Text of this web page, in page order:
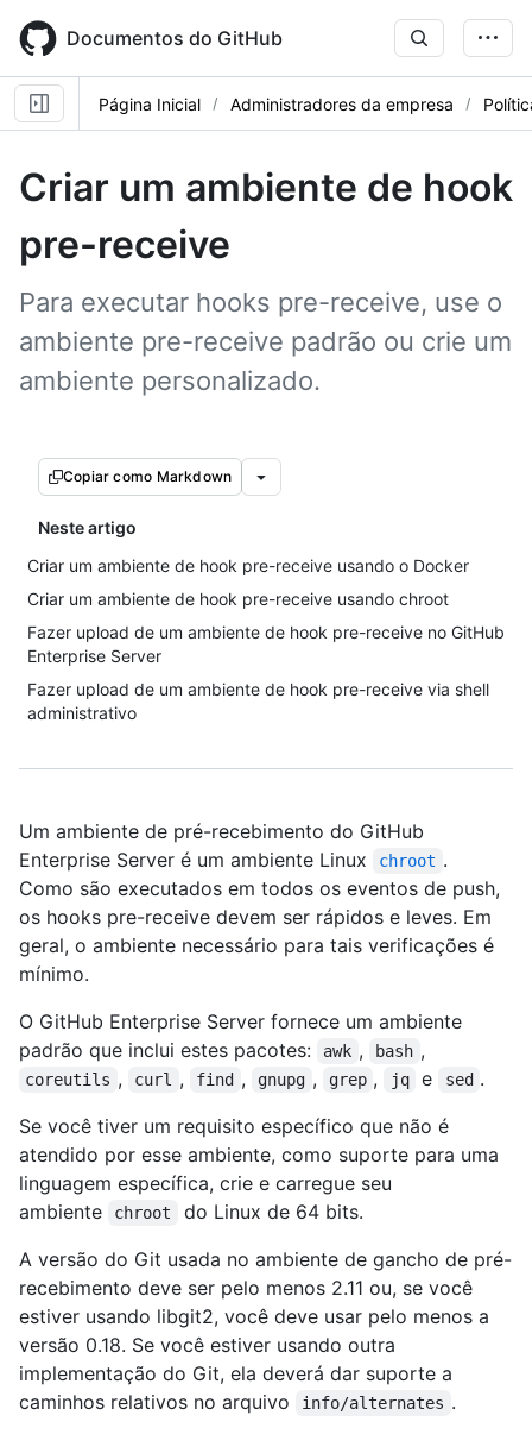
main
content
Documentos do GitHub
Página Inicial Administradores da empresa
Criar um ambiente de hook
pre-receive
Para executar hooks pre-receive, use o
ambiente pre-receive padrão ou crie um
ambiente personalizado.
Copiar como Markdown
Neste artigo
Criar um ambiente de hook pre-receive usando o Docker
Criar um ambiente de hook pre-receive usando chroot
Fazer upload de um ambiente de hook pre-receive no GitHub
Enterprise Server
Fazer upload de um ambiente de hook pre-receive via shell
administrativo
Um ambiente de pré-recebimento do GitHub
Enterprise Server é um ambiente Linux
chroot .
Como são executados em todos os eventos de push,
os hooks pre-receive devem ser rápidos e leves. Em
geral, o ambiente necessário para tais verificações é
mínimo.
O GitHub Enterprise Server fornece um ambiente
padrão que inclui estes pacotes:
awk , bash ,
coreutils , curl , find , gnupg , grep , jq e sed .
Se você tiver um requisito específico que não é
atendido por esse ambiente, como suporte para uma
linguagem específica, crie e carregue seu
ambiente
chroot
do Linux de 64 bits.
A versão do Git usada no ambiente de gancho de pré-
recebimento deve ser pelo menos 2.11 ou, se você
estiver usando libgit2, você deve usar pelo menos a
versão 0.18. Se você estiver usando outra
implementação do Git, ela deverá dar suporte a
caminhos relativos no arquivo
info/alternates .